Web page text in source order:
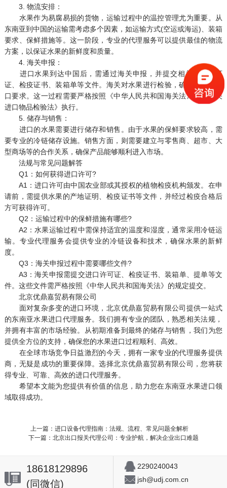
3. 物流安排：
水果作为易腐易损的货物，运输过程中的温控管理尤为重要。从
东南亚到中国的运输需考虑多个因素，如运输方式(空运或海运)、装箱
要求、保鲜措施等。这一阶段，专业的代理服务可以提供最佳的物流
方案，以保证水果的新鲜度和质量。
4. 海关申报：
进口水果到达中国后，需通过海关申报，并提交相关进口许可
证、检疫证书、装箱单等文件。海关对水果进行检验，确保其符合进
口要求。这一过程需要严格按照《中华人民共和国海关法》和《海关
进口物品检验法》执行。
5. 储存与销售：
进口的水果需要进行储存和销售。由于水果的保鲜要求较高，需
要专业的冷链储存设施。销售方面，则需要建立与零售商、超市、大
型商场等的合作关系，确保产品能够顺利进入市场。
法规与常见问题解答
Q1：如何获得进口许可?
A1：进口许可由中国农业部或其授权的植物检疫机构颁发。在申
请前，需提供水果的产地证明、检疫证书等文件，并经过检疫合格后
方可获得许可。
Q2：运输过程中的保鲜措施有哪些?
A2：水果运输过程中需保持适宜的温度和湿度，通常采用冷链运
输。专业代理服务会提供专业的冷链设备和技术，确保水果的新鲜
度。
Q3：海关申报过程中需要哪些文件?
A3：海关申报需提交进口许可证、检疫证书、装箱单、提单等文
件。这些文件需严格按照《中华人民共和国海关法》的规定提交。
北京优鼎嘉贸易有限公司
面对复杂多变的进口环境，北京优鼎嘉贸易有限公司提供一站式
的东南亚水果进口代理服务。我们拥有专业的团队，熟悉相关法规，
并拥有丰富的市场经验。从初期准备到最终的储存与销售，我们为您
提供全方位的支持，确保您的水果进口过程顺利、高效。
在全球市场竞争日益激烈的今天，拥有一家专业的代理服务提供
商，无疑是成功的重要保障。选择北京优鼎嘉贸易有限公司，您将获
得专业、可靠、高效的进口代理服务。
希望本文能为您提供有价值的信息，助力您在东南亚水果进口领
域取得成功。
上一篇：进口设备代理指南：法规、流程、常见问题全解析
下一篇：北京出口报关代理公司：专业护航，解决企业出口难题
18618129896
(同微信)
2290240043
jsh@udj.com.cn